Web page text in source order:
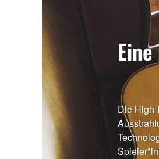
Die